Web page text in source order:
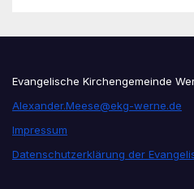
Evangelische Kirchengemeinde
Alexander.Meese@ekg-werne.de
Impressum
Datenschutzerklärung der